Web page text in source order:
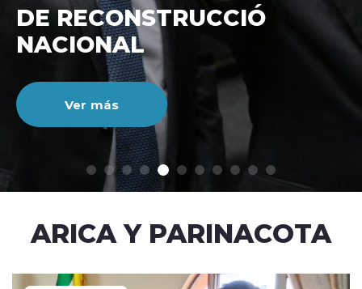
modo claro
DE RECONSTRUCCIÓ
NACIONAL
Ver más
ARICA Y PARINACOTA